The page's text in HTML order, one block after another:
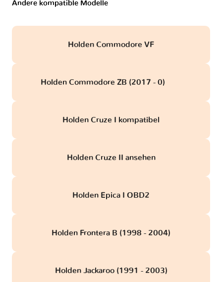
Andere kompatible Modelle
Holden Commodore VF
Holden Commodore ZB (2017 - 0)
Holden Cruze I kompatibel
Holden Cruze II ansehen
Holden Epica I OBD2
Holden Frontera B (1998 - 2004)
Holden Jackaroo (1991 - 2003)